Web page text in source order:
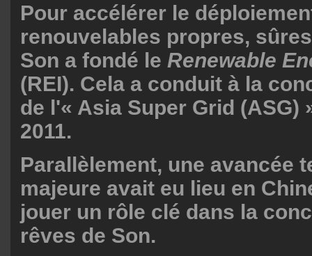
Pour accélérer le
renouvelables propres,
Son a fondé le Renewable
(REI). Cela a conduit à la
de l'« Asia Super Grid (ASG)
2011.
Parallèlement, une avancée
majeure avait eu lieu en
jouer un rôle clé dans la
rêves de Son.